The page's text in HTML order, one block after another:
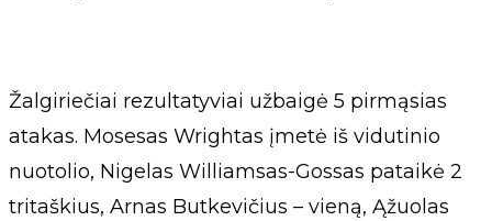
Žalgiriečiai rezultatyviai užbaigė 5 pirmąsias
atakas. Mosesas Wrightas įmetė iš vidutinio
nuotolio, Nigelas Williamsas-Gossas pataikė 2
tritaškius, Arnas Butkevičius – vieną, Ąžuolas